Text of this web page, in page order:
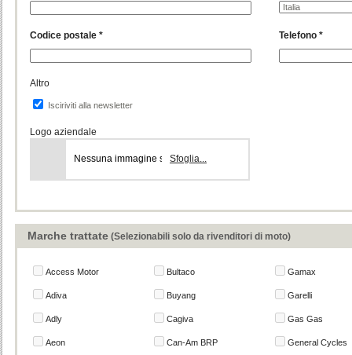
Codice postale * Telefono *
Altro
Isciriviti alla newsletter
Logo aziendale
Nessuna immagine selezionata
Sfoglia...
Marche trattate (Selezionabili solo da rivenditori di moto)
Access Motor Bultaco Gamax
Adiva Buyang Garelli
Adly Cagiva Gas Gas
Aeon Can-Am BRP General Cycles